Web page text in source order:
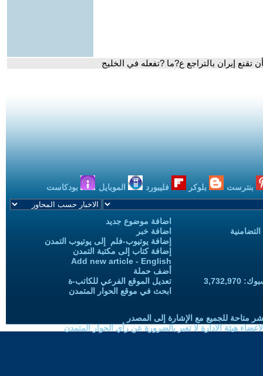
إيران بالتراجع ع?ما ?تفعله في الخليج
بنترست بلوكر فليبورد الموبايل بودكاست
اضافة موضوع جديد
اضافة خبر
إضافة يوتيوب-فلم إلى يوتيوب التمدن
إضافة كتاب إلى مكتبة التمدن
Add new article - English
أضف حملة
تعديل الموقع الفرعي للكاتب-ة
ابحث في موقع الحوار المتمدن
متاحة للجميع مع الإشارة إلى المصدر
هيئة الادارة لا تعبر بالضرورة عن رأي الحوار المتمدن